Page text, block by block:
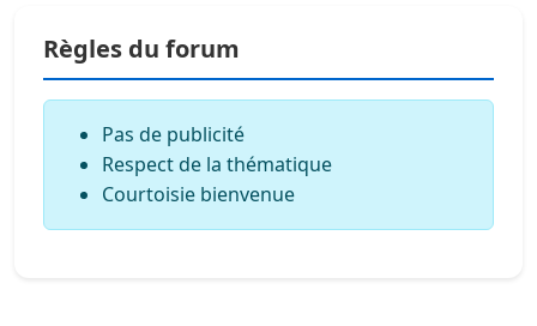
Règles du forum
Pas de publicité
Respect de la thématique
Courtoisie bienvenue